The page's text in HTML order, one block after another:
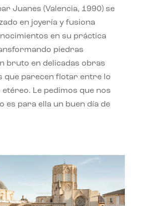
Juanes (Valencia, 1990) se
en joyería y fusiona
en su práctica
piedras
bruto en delicadas obras
que parecen flotar entre lo
etéreo. Le pedimos que nos
es para ella un buen día de